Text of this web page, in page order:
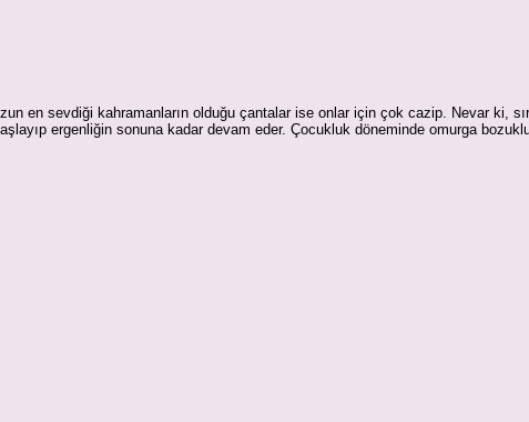
en sevdiği kahramanların olduğu çantalar ise onlar için çok cazip. Nevar ki,
ergenliğin sonuna kadar devam eder. Çocukluk döneminde omurga